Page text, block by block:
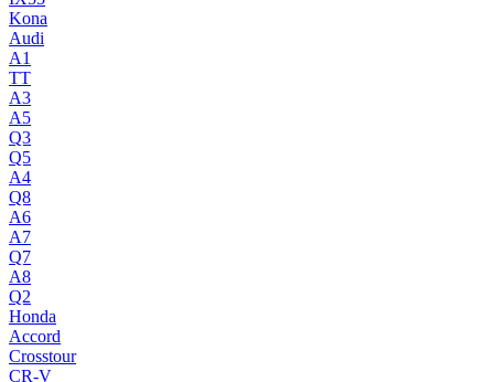
Kona
Audi
A1
TT
A3
A5
Q3
Q5
A4
Q8
A6
A7
Q7
A8
Q2
Honda
Accord
Crosstour
CR-V